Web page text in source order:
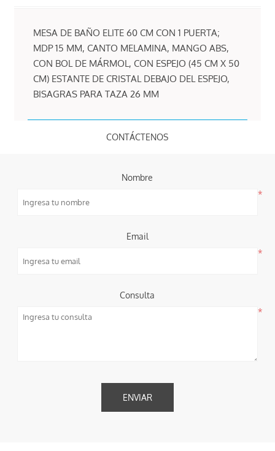
MESA DE BAÑO ELITE 60 CM CON 1 PUERTA;
MDP 15 MM, CANTO MELAMINA, MANGO ABS,
CON BOL DE MÁRMOL, CON ESPEJO (45 CM X 50
CM) ESTANTE DE CRISTAL DEBAJO DEL ESPEJO,
BISAGRAS PARA TAZA 26 MM
CONTÁCTENOS
Nombre
*
Email
*
Consulta
*